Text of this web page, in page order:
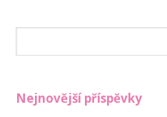
Nejnovější příspěvky